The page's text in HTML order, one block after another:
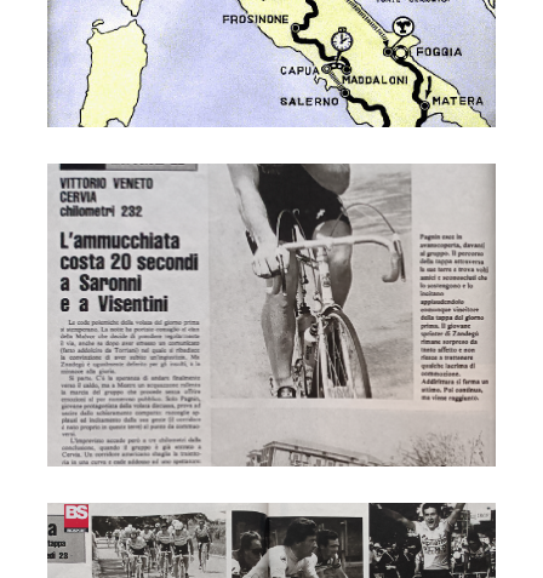
Cervia Giro 1985 Bici sport 22 maggio
Cervia Giro 1985 Bici sport 23 maggio